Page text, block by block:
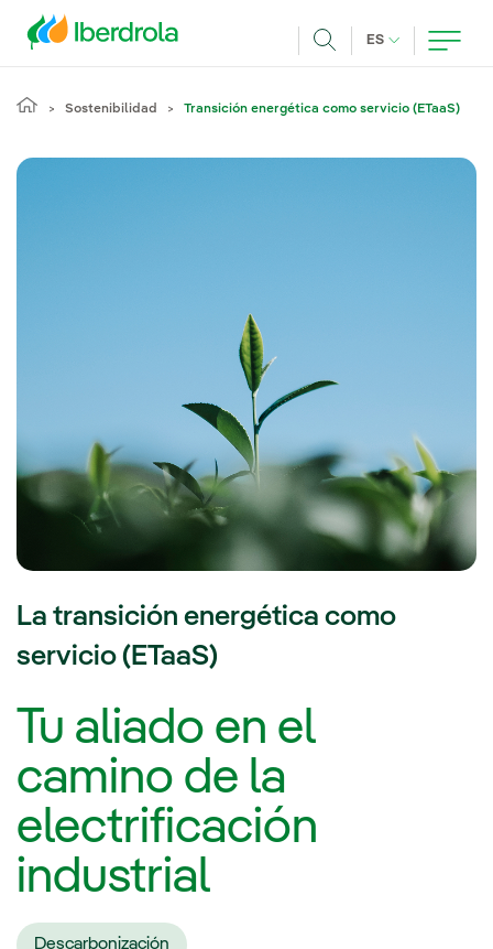
ES IDIOMA
Sostenibilidad Transición energética como servicio (ETaaS)
La transición energética como
servicio (ETaaS)
Tu aliado en el
camino de la
electrificación
industrial
Descarbonización